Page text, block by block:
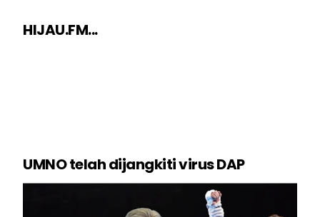
HIJAU.FM...
UMNO telah dijangkiti virus DAP